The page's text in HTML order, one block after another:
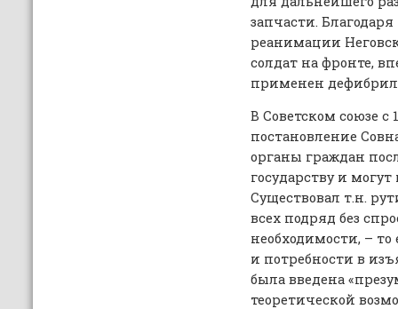
запчасти.
реанимации
солдат на фронте,
применен
В Советском союзе с
постановление
органы граждан
государству и
Существовал т.н.
всех подряд без
необходимости, – то
и потребности в
была введена
теоретической